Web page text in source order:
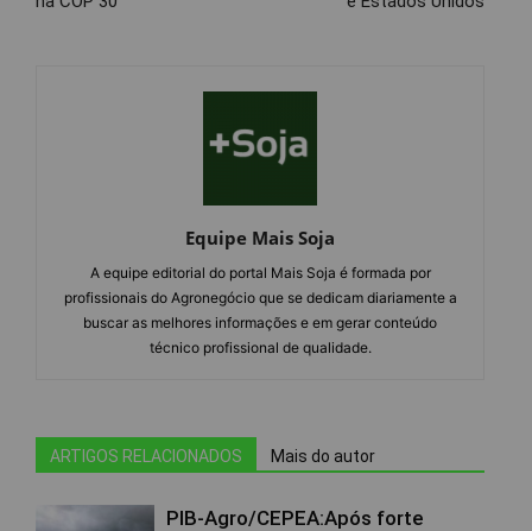
Equipe Mais Soja
A equipe editorial do portal Mais Soja é formada por
profissionais do Agronegócio que se dedicam diariamente a
buscar as melhores informações e em gerar conteúdo
técnico profissional de qualidade.
ARTIGOS RELACIONADOS Mais do autor
PIB-Agro/CEPEA:Após forte